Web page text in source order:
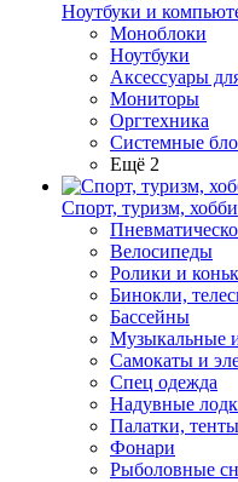
Ноутбуки и
Моноблоки
Ноутбуки
Аксессуары
Мониторы
Оргтехника
Системные
Ещё 2
Спорт, туризм, хобби
Велосипеды
Ролики и
Бинокли,
Бассейны
Музыкальные
Самокаты и
Спец одежда
Надувные
Палатки,
Фонари
Рыболовные